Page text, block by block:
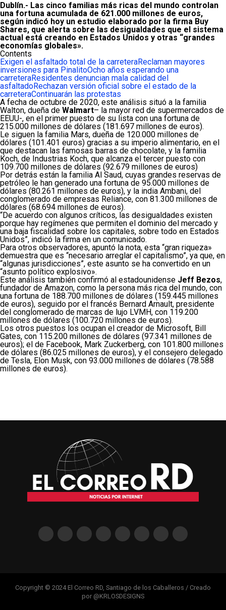
Dublín.- Las cinco familias más ricas del mundo controlan
una fortuna acumulada de 621.000 millones de euros,
según indicó hoy un estudio elaborado por la firma Buy
Shares, que alerta sobre las desigualdades que el sistema
actual está creando en Estados Unidos y otras “grandes
economías globales».
Contents
Exigen el asfaltado total de la carreteraReclaman mayores
inversiones para PinalitoOcho años esperando una
carreteraResidentes denuncian mala calidad del
asfaltadoRechazan versión oficial sobre el estado de la
carreteraContinuarán las protestas
A fecha de octubre de 2020, este análisis situó a la familia
Walton, dueña de Walmart– la mayor red de supermercados de
EEUU-, en el primer puesto de su lista con una fortuna de
215.000 millones de dólares (181.697 millones de euros).
Le siguen la familia Mars, dueña de 120.000 millones de
dólares (101.401 euros) gracias a su imperio alimentario, en el
que destacan las famosas barras de chocolate, y la familia
Koch, de Industrias Koch, que alcanza el tercer puesto con
109.700 millones de dólares (92.679 millones de euros)
Por detrás están la familia Al Saud, cuyas grandes reservas de
petróleo le han generado una fortuna de 95.000 millones de
dólares (80.261 millones de euros), y la india Ambani, del
conglomerado de empresas Reliance, con 81.300 millones de
dólares (68.694 millones de euros).
“De acuerdo con algunos críticos, las desigualdades existen
porque hay regímenes que permiten el dominio del mercado y
una baja fiscalidad sobre los capitales, sobre todo en Estados
Unidos”, indicó la firma en un comunicado.
Para otros observadores, apuntó la nota, esta “gran riqueza»
demuestra que es “necesario arreglar el capitalismo”, ya que, en
“algunas jurisdicciones”, este asunto se ha convertido en un
“asunto político explosivo».
Este análisis también confirmó al estadounidense Jeff Bezos,
fundador de Amazon, como la persona más rica del mundo, con
una fortuna de 188.700 millones de dólares (159.445 millones
de euros), seguido por el francés Bernard Arnault, presidente
del conglomerado de marcas de lujo LVMH, con 119.200
millones de dólares (100.720 millones de euros).
Los otros puestos los ocupan el creador de Microsoft, Bill
Gates, con 115.200 millones de dólares (97.341 millones de
euros); el de Facebook, Mark Zuckerberg, con 101.800 millones
de dólares (86.025 millones de euros), y el consejero delegado
de Tesla, Elon Musk, con 93.000 millones de dólares (78.588
millones de euros).
Copyright © 2024 El Correo RD, Santiago de los Caballeros / Creado
por @KRLOSDESIGNS